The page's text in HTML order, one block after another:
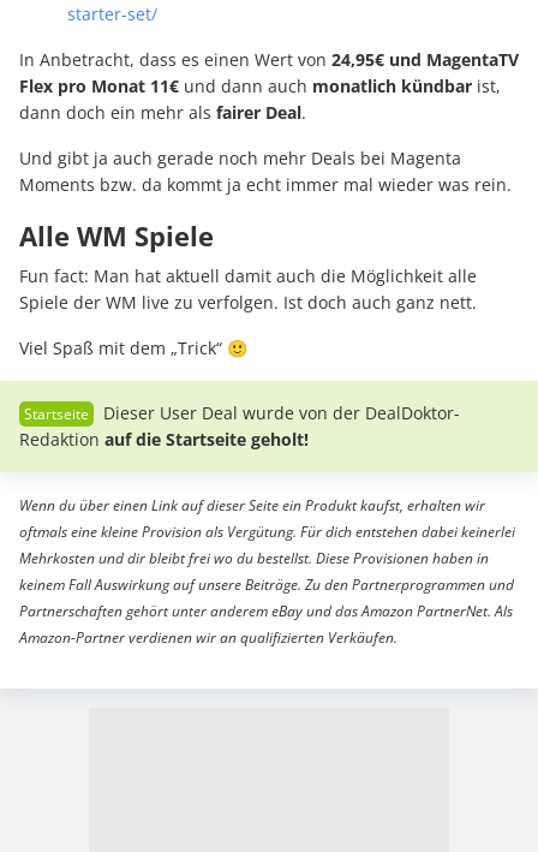
starter-set/
In Anbetracht, dass es einen Wert von 24,95€ und MagentaTV
Flex pro Monat 11€ und dann auch monatlich kündbar ist,
dann doch ein mehr als fairer Deal.
Und gibt ja auch gerade noch mehr Deals bei Magenta
Moments bzw. da kommt ja echt immer mal wieder was rein.
Alle WM Spiele
Fun fact: Man hat aktuell damit auch die Möglichkeit alle
Spiele der WM live zu verfolgen. Ist doch auch ganz nett.
Viel Spaß mit dem „Trick“ 🙂
Dieser User Deal wurde von der DealDoktor-
Redaktion auf die Startseite geholt!
Wenn du über einen Link auf dieser Seite ein Produkt kaufst, erhalten wir
oftmals eine kleine Provision als Vergütung. Für dich entstehen dabei keinerlei
Mehrkosten und dir bleibt frei wo du bestellst. Diese Provisionen haben in
keinem Fall Auswirkung auf unsere Beiträge. Zu den Partnerprogrammen und
Partnerschaften gehört unter anderem eBay und das Amazon PartnerNet. Als
Amazon-Partner verdienen wir an qualifizierten Verkäufen.